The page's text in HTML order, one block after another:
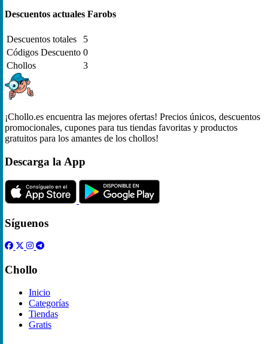
Descuentos actuales Farobs
Descuentos totales
5
Códigos Descuento 0
Chollos
3
¡Chollo.es encuentra las mejores ofertas! Precios únicos, descuentos
promocionales, cupones para tus tiendas favoritas y productos
gratuitos para los amantes de los chollos!
Descarga la App
Síguenos
Chollo
Inicio
Categorías
Tiendas
Gratis